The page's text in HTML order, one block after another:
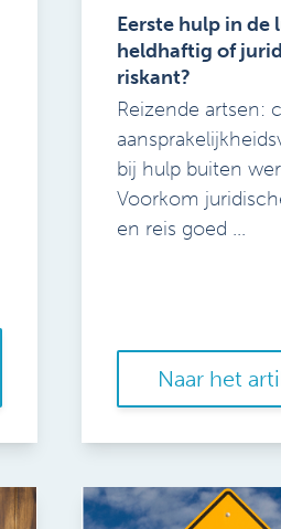
Eerste hulp in de
heldhaftig of
riskant?
Reizende artsen:
bij hulp buiten
Voorkom
en reis goed ...
Naar het